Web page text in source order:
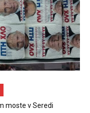
moste v Seredi